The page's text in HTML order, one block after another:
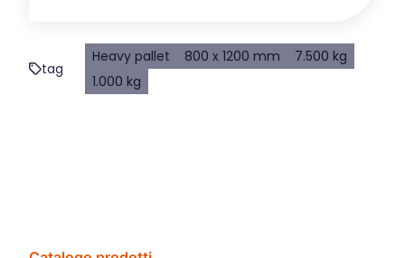
tag
Heavy pallet 800 x 1200 mm
7.500 kg
1.000 kg